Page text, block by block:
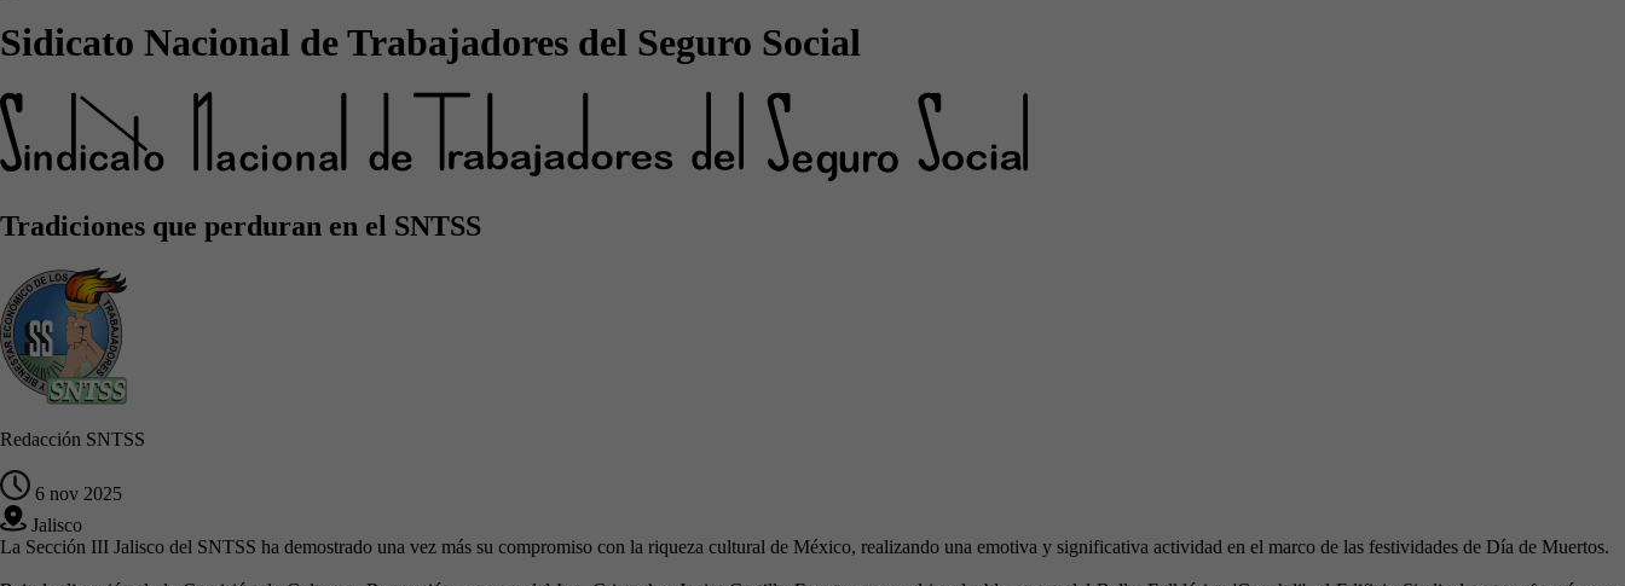
Sidicato Nacional de Trabajadores del Seguro Social
Tradiciones que perduran en el SNTSS
Redacción SNTSS
6 nov 2025
Jalisco
La Sección III Jalisco del SNTSS ha demostrado una vez más su compromiso con la riqueza cultural de México, realizando una emotiva y significativa actividad en el marco de las festividades de Día de Muertos.